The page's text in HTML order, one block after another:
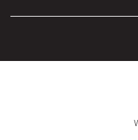
Rent a car Beograd Royal
EDePro